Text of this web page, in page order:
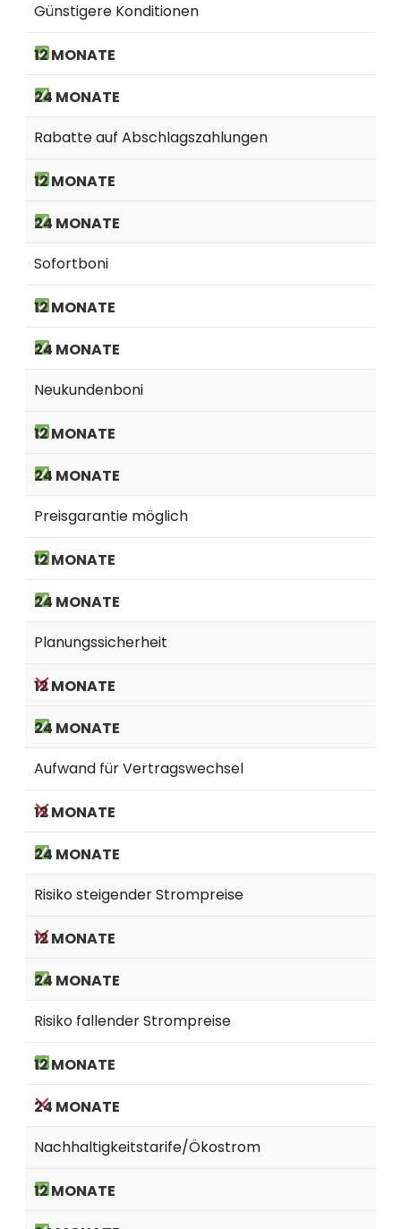
Günstigere Konditionen
Rabatte auf Abschlagszahlungen
Sofortboni
Neukundenboni
Preisgarantie möglich
Planungssicherheit
Aufwand für Vertragswechsel
Risiko steigender Strompreise
Risiko fallender Strompreise
Nachhaltigkeitstarife/Ökostrom